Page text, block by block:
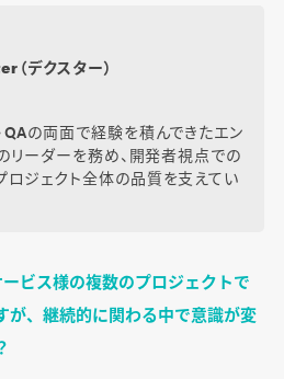
（デクスター）
QAの両面で経験を積んできたエン
リーダーを務め、開発者視点での
ロジェクト全体の品質を支えてい
ビス様の複数のプロジェクトで
が、継続的に関わる中で意識が変